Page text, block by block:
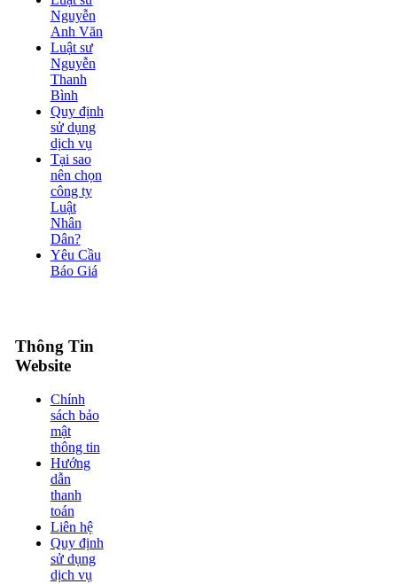
Nguyễn
Anh Văn
Luật sư
Nguyễn
Thanh
Bình
Quy định
sử dụng
dịch vụ
Tại sao
nên chọn
công ty
Luật
Nhân
Dân?
Yêu Cầu
Báo Giá
Thông Tin
Website
Chính
sách bảo
mật
thông tin
Hướng
dẫn
thanh
toán
Liên hệ
Quy định
sử dụng
dịch vụ